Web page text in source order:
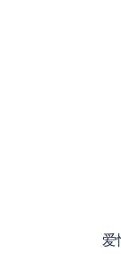
爱